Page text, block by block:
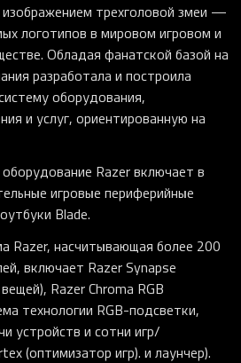
изображением трехголовой змеи —
логотипов в мировом игровом и
Обладая фанатской базой на
разработала и построила
оборудования,
и услуг, ориентированную на
Razer включает в
игровые периферийные
Blade.
Razer, насчитывающая более 200
включает Razer Synapse
Razer Chroma RGB
технологии RGB-подсветки,
устройств и сотни игр/
(оптимизатор игр). и лаунчер).